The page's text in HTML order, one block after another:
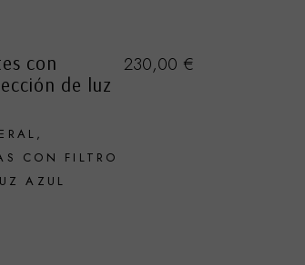
con
de luz
CON FILTRO
AZUL
230,00 €